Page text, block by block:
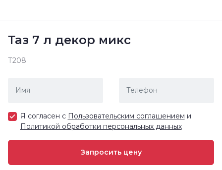
Таз 7 л декор микс
Т208
Я согласен с Пользовательским соглашением и
Политикой обработки персональных данных